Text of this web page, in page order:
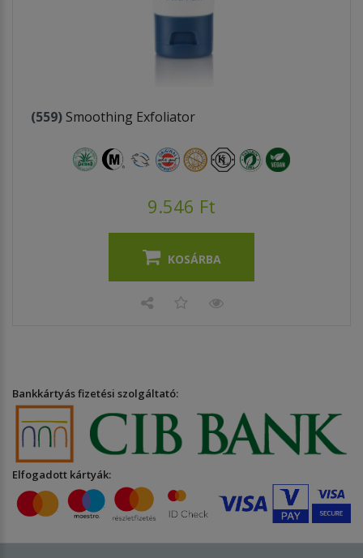
(559) Smoothing Exfoliator
9.546 Ft
KOSÁRBA
Bankkártyás fizetési szolgáltató:
Elfogadott kártyák: